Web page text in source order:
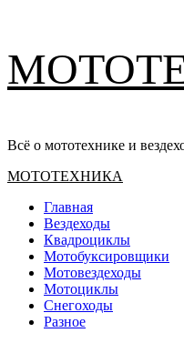
содержимому
Всё о мототехнике и
Основное
МОТОТЕХНИКА
Главная
Вездеходы
Квадроциклы
Мотобуксировщики
Мотовездеходы
Мотоциклы
Снегоходы
Разное